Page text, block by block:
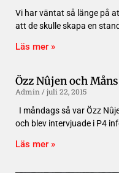
Vi har väntat så länge på
att de skulle skapa en
Läs mer »
Özz Nûjen och
Admin
juli 22, 2015
I måndags så var Özz
och blev intervjuade i P4
Läs mer »